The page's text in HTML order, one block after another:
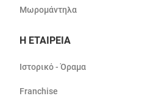
Μωρομάντηλα
Η ΕΤΑΙΡΕΙΑ
Ιστορικό - Όραμα
Franchise